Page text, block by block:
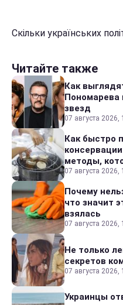
Скільки українських
Читайте также
Как
Пономарева
звезд
07 августа 2026,
Как быстро
методы,
07 августа 2026,
Почему
что значит
взялась
07 августа 2026,
Не только
секретов
07 августа 2026,
Украинцы